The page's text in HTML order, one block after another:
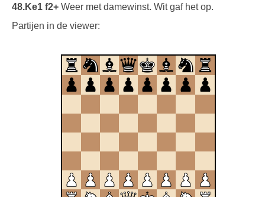
48.Ke1 f2+ Weer met damewinst. Wit gaf het op.
Partijen in de viewer: